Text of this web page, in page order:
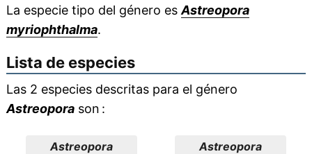
La especie tipo del género es Astreopora
myriophthalma.
Lista de especies
Las 2 especies descritas para el género
Astreoporason :
Astreopora
Astreopora